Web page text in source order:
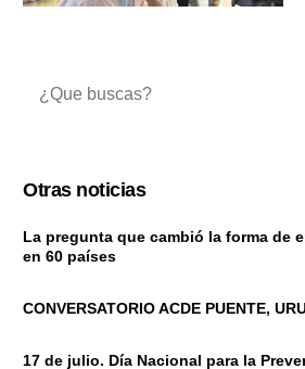
Otras noticias
La pregunta que cambió la forma de
en 60 países
CONVERSATORIO ACDE PUENTE,
17 de julio. Día Nacional para la